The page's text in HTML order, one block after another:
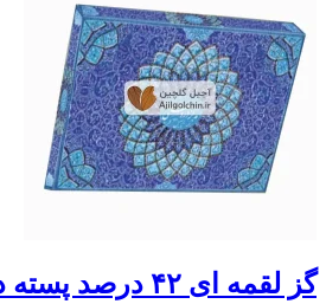
گز لقمه ای ۴۲ درصد پسته دردشتی